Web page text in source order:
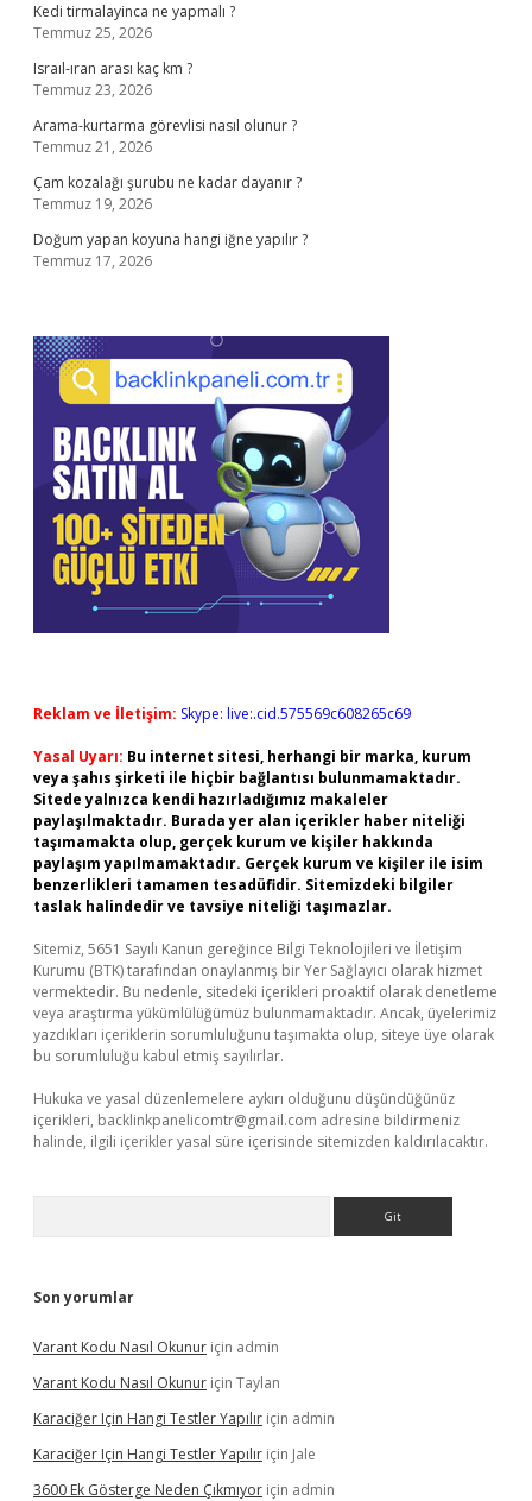
Kedi tirmalayinca ne yapmalı ?
Temmuz 25, 2026
Israıl-ıran arası kaç km ?
Temmuz 23, 2026
Arama-kurtarma görevlisi nasıl olunur ?
Temmuz 21, 2026
Çam kozalağı şurubu ne kadar dayanır ?
Temmuz 19, 2026
Doğum yapan koyuna hangi iğne yapılır ?
Temmuz 17, 2026
Reklam ve İletişim: Skype: live:.cid.575569c608265c69
Yasal Uyarı: Bu internet sitesi, herhangi bir marka, kurum
veya şahıs şirketi ile hiçbir bağlantısı bulunmamaktadır.
Sitede yalnızca kendi hazırladığımız makaleler
paylaşılmaktadır. Burada yer alan içerikler haber niteliği
taşımamakta olup, gerçek kurum ve kişiler hakkında
paylaşım yapılmamaktadır. Gerçek kurum ve kişiler ile isim
benzerlikleri tamamen tesadüfidir. Sitemizdeki bilgiler
taslak halindedir ve tavsiye niteliği taşımazlar.
Sitemiz, 5651 Sayılı Kanun gereğince Bilgi Teknolojileri ve İletişim
Kurumu (BTK) tarafından onaylanmış bir Yer Sağlayıcı olarak hizmet
vermektedir. Bu nedenle, sitedeki içerikleri proaktif olarak denetleme
veya araştırma yükümlülüğümüz bulunmamaktadır. Ancak, üyelerimiz
yazdıkları içeriklerin sorumluluğunu taşımakta olup, siteye üye olarak
bu sorumluluğu kabul etmiş sayılırlar.
Hukuka ve yasal düzenlemelere aykırı olduğunu düşündüğünüz
içerikleri, backlinkpanelicomtr@gmail.com adresine bildirmeniz
halinde, ilgili içerikler yasal süre içerisinde sitemizden kaldırılacaktır.
Son yorumlar
Varant Kodu Nasıl Okunur için admin
Varant Kodu Nasıl Okunur için Taylan
Karaciğer Için Hangi Testler Yapılır için admin
Karaciğer Için Hangi Testler Yapılır için Jale
3600 Ek Gösterge Neden Çıkmıyor için admin